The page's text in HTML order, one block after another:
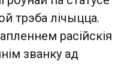
трэба лічыцца.
расійскія
званку ад